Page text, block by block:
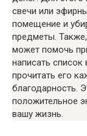
свечи или
помещение и
предметы.
может помочь
написать
прочитать его
благодарность.
положительное
вашу жизнь.